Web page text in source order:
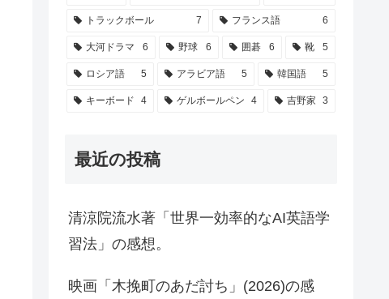
トラックボール 7 フランス語 6
大河ドラマ 6 野球 6 囲碁 6 靴 5
ロシア語 5 アラビア語 5 韓国語 5
キーボード 4 ゲルボールペン 4 吉野家 3
最近の投稿
清涼院流水著「世界一効率的なAI英語学
習法」の感想。
映画「木挽町のあだ討ち」(2026)の感